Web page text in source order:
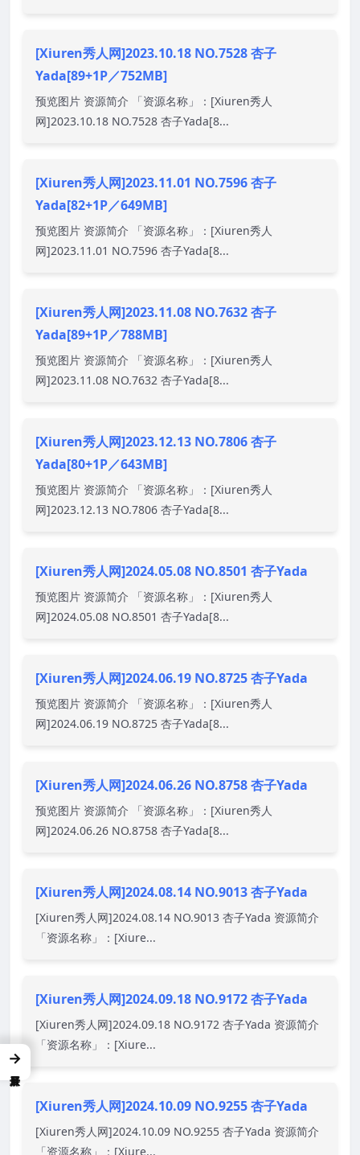
[Xiuren秀人网]2023.10.18 NO.7528 杏子
Yada[89+1P／752MB]
预览图片 资源简介 「资源名称」：[Xiuren秀人
网]2023.10.18 NO.7528 杏子Yada[8...
[Xiuren秀人网]2023.11.01 NO.7596 杏子
Yada[82+1P／649MB]
预览图片 资源简介 「资源名称」：[Xiuren秀人
网]2023.11.01 NO.7596 杏子Yada[8...
[Xiuren秀人网]2023.11.08 NO.7632 杏子
Yada[89+1P／788MB]
预览图片 资源简介 「资源名称」：[Xiuren秀人
网]2023.11.08 NO.7632 杏子Yada[8...
[Xiuren秀人网]2023.12.13 NO.7806 杏子
Yada[80+1P／643MB]
预览图片 资源简介 「资源名称」：[Xiuren秀人
网]2023.12.13 NO.7806 杏子Yada[8...
[Xiuren秀人网]2024.05.08 NO.8501 杏子Yada
预览图片 资源简介 「资源名称」：[Xiuren秀人
网]2024.05.08 NO.8501 杏子Yada[8...
[Xiuren秀人网]2024.06.19 NO.8725 杏子Yada
预览图片 资源简介 「资源名称」：[Xiuren秀人
网]2024.06.19 NO.8725 杏子Yada[8...
[Xiuren秀人网]2024.06.26 NO.8758 杏子Yada
预览图片 资源简介 「资源名称」：[Xiuren秀人
网]2024.06.26 NO.8758 杏子Yada[8...
[Xiuren秀人网]2024.08.14 NO.9013 杏子Yada
[Xiuren秀人网]2024.08.14 NO.9013 杏子Yada 资源简介
「资源名称」：[Xiure...
[Xiuren秀人网]2024.09.18 NO.9172 杏子Yada
[Xiuren秀人网]2024.09.18 NO.9172 杏子Yada 资源简介
「资源名称」：[Xiure...
[Xiuren秀人网]2024.10.09 NO.9255 杏子Yada
[Xiuren秀人网]2024.10.09 NO.9255 杏子Yada 资源简介
「资源名称」：[Xiure...
→